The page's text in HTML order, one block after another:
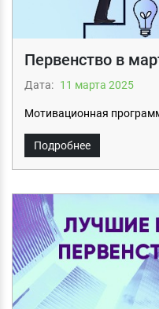
Первенство в
Дата: 11 мартa 2025
Мотивационная
Подробнее